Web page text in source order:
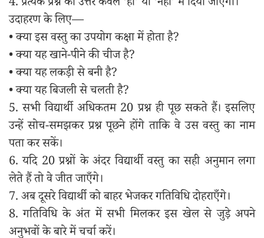
उदाहरण के लिए—
• क्या इस वस्तु का उपयोग कक्षा में होता है?
• क्या यह खाने-पीने की चीज है?
• क्या यह लकड़ी से बनी है?
• क्या यह बिजली से चलती है?
5. सभी विद्यार्थी अधिकतम 20 प्रश्न ही पूछ सकते हैं। इसलिए
उन्हें सोच-समझकर प्रश्न पूछने होंगे ताकि वे उस वस्तु का नाम
पता कर सकें।
6. यदि 20 प्रश्नों के अंदर विद्यार्थी वस्तु का सही अनुमान लगा
लेते हैं तो वे जीत जाएँगे।
7. अब दूसरे विद्यार्थी को बाहर भेजकर गतिविधि दोहराएँगे।
8. गतिविधि के अंत में सभी मिलकर इस खेल से जुड़े अपने
अनुभवों के बारे में चर्चा करें।